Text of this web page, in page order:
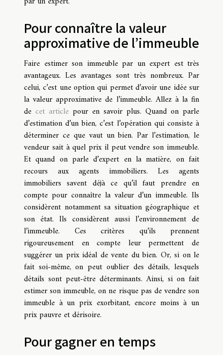
Pour connaître la valeur
approximative de l’immeuble
Faire estimer son immeuble par un expert est très
avantageux. Les avantages sont très nombreux. Par
celui, c’est une option qui permet d’avoir une idée sur
la valeur approximative de l’immeuble. Allez à la fin
de cet article pour en savoir plus. Quand on parle
d’estimation d’un bien, c’est l’opération qui consiste à
déterminer ce que vaut un bien. Par l’estimation, le
vendeur sait à quel prix il peut vendre son immeuble.
Et quand on parle d’expert en la matière, on fait
recours aux agents immobiliers. Les agents
immobiliers savent déjà ce qu’il faut prendre en
compte pour connaître la valeur d’un immeuble. Ils
considèrent notamment sa situation géographique et
son état. Ils considèrent aussi l’environnement de
l’immeuble. Ces critères qu’ils prennent
rigoureusement en compte leur permettent de
suggérer un prix idéal de vente du bien. Or, si on le
fait soi-même, on peut oublier des détails, lesquels
détails sont peut-être déterminants. Ainsi, si on fait
estimer son immeuble, on ne risque pas de vendre son
immeuble à un prix exorbitant, encore moins à un
prix pauvre et dérisoire.
Pour gagner en temps